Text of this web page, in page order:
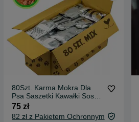
80Szt. Karma Mokra Dla
Psa Saszetki Kawałki Sos
Galaretka Mix Smaków
75 zł
82 zł z Pakietem Ochronnym